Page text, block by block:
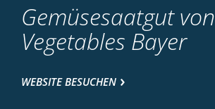
Gemüsesaatgut von
Vegetables Bayer
WEBSITE BESUCHEN